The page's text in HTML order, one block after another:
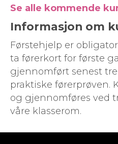
Se alle kommende
Informasjon om
Førstehjelp er
ta førerkort for første
gjennomført senest
praktiske førerprøven.
og gjennomføres ved
våre klasserom.